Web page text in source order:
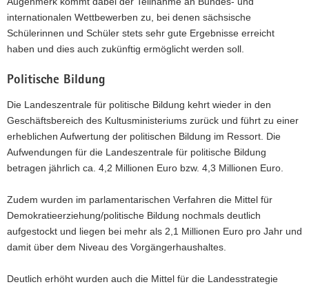
internationalen Wettbewerben zu, bei denen sächsische
Schülerinnen und Schüler stets sehr gute Ergebnisse erreicht
haben und dies auch zukünftig ermöglicht werden soll.
Politische Bildung
Die Landeszentrale für politische Bildung kehrt wieder in den
Geschäftsbereich des Kultusministeriums zurück und führt zu einer
erheblichen Aufwertung der politischen Bildung im Ressort. Die
Aufwendungen für die Landeszentrale für politische Bildung
betragen jährlich ca. 4,2 Millionen Euro bzw. 4,3 Millionen Euro.
Zudem wurden im parlamentarischen Verfahren die Mittel für
Demokratieerziehung/politische Bildung nochmals deutlich
aufgestockt und liegen bei mehr als 2,1 Millionen Euro pro Jahr und
damit über dem Niveau des Vorgängerhaushaltes.
Deutlich erhöht wurden auch die Mittel für die Landesstrategie